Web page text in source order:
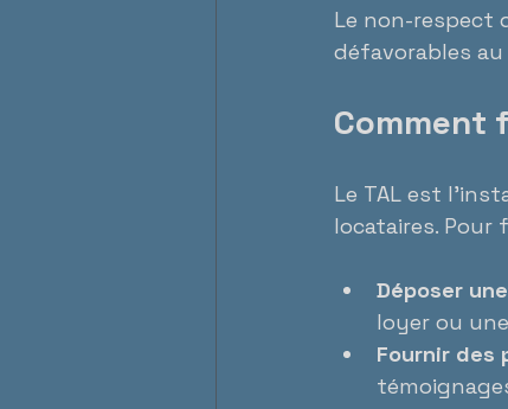
Le non-respect
défavorables
Comment
Le TAL est
locataires. Pour
Déposer
loyer ou
Fournir des